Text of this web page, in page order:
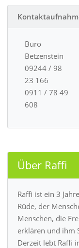
Büro
Betzenstein
09244 / 98
23 166
0911 / 78 49
608
Über Raffi
Raffi ist ein 3
Rüde, der
Menschen, die
erklären und ihm
Derzeit lebt Raffi